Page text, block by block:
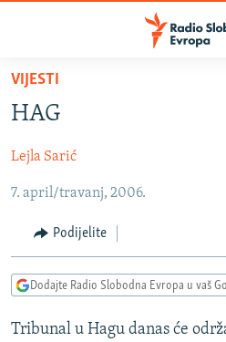
Pređite
glavni
Pređite
na
navigaciju
Pređite
na
pretragu
SRBIJA
KOSOVO
CRNA GORA
VIZUELNO
VIDEO
FOTOGALERIJE
PODCASTI
RAT U UKRAJINI
VIJESTI
HAG
Lejla Sarić
7. april/travanj, 2006.
Podijelite
Dodajte Radio Slobodna Evropa u vaš
Tribunal u Hagu danas će